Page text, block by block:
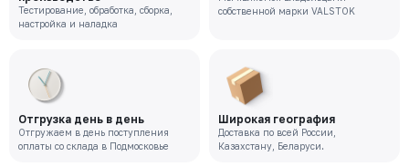
Тестирование, обработка, сборка,
настройка и наладка
собственной марки VALSTOK
Отгрузка день в день
Отгружаем в день поступления
оплаты со склада в Подмосковье
Широкая география
Доставка по всей России,
Казахстану, Беларуси.